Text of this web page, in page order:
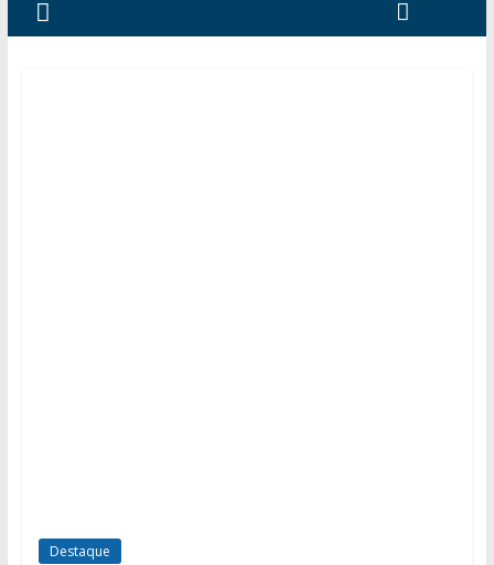
Destaque